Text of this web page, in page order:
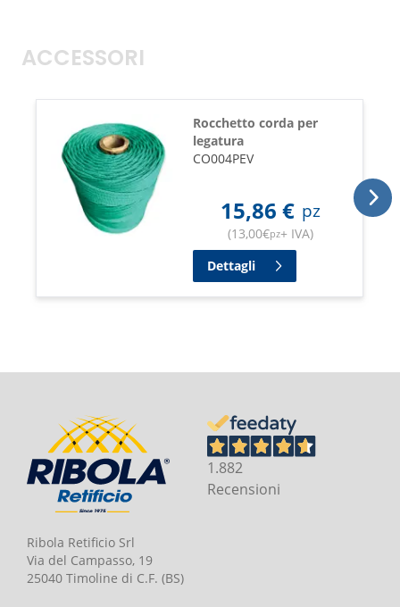
ACCESSORI
Rocchetto corda per
legatura
CO004PEV
15,86 € pz
(13,00€pz+ IVA)
Dettagli
Ribola Retificio Srl
Via del Campasso, 19
25040 Timoline di C.F. (BS)
1.882
Recensioni